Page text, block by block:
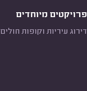
פרויקטים מיוחדים
דירוג עיריות וקופות חולים